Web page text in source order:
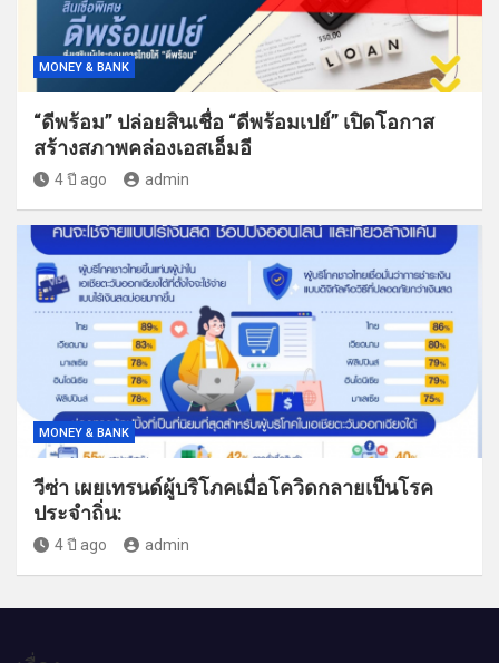
MONEY & BANK
“ดีพร้อม” ปล่อยสินเชื่อ “ดีพร้อมเปย์” เปิดโอกาส
สร้างสภาพคล่องเอสเอ็มอี
4 ปี ago admin
MONEY & BANK
วีซ่า เผยเทรนด์ผู้บริโภคเมื่อโควิดกลายเป็นโรค
ประจำถิ่น:
4 ปี ago admin